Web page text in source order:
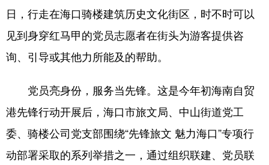
日，行走在海口骑楼建筑历史文化街区，时不时可以
见到身穿红马甲的党员志愿者在街头为游客提供咨
询、引导或其他力所能及的帮助。
党员亮身份，服务当先锋。这是今年初海南自贸
港先锋行动开展后，海口市旅文局、中山街道党工
委、骑楼公司党支部围绕“先锋旅文 魅力海口”专项行
动部署采取的系列举措之一，通过组织联建、党员联